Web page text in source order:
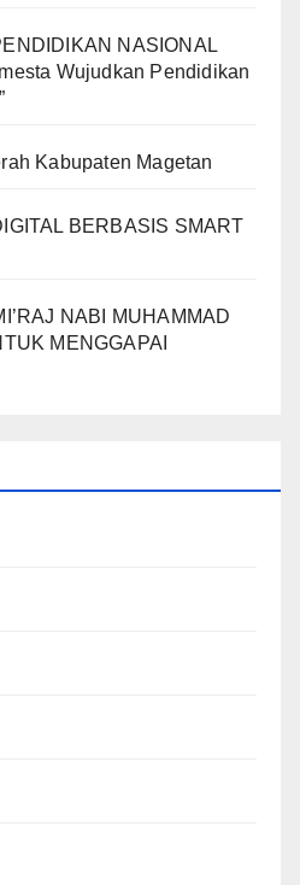
NASIONAL
Wujudkan Pendidikan
Kabupaten Magetan
BERBASIS SMART
NABI MUHAMMAD
MENGGAPAI